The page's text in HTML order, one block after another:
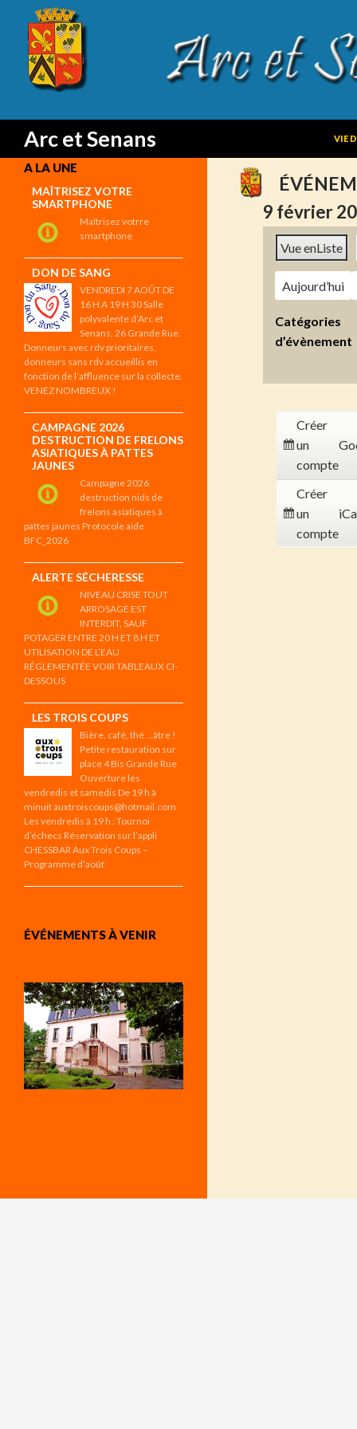
Arc et Senans
Search
VIE
9 février
Vue enListe
Aujourd’hui
Catégories
d’évènement
Créer
un
compte
Créer
un
compte
A LA UNE
MAÎTRISEZ VOTRE
SMARTPHONE
Maîtrisez votrre
smartphone
DON DE SANG
VENDREDI 7 AOÛT DE
16 H A 19 H 30 Salle
polyvalente d’Arc et
Senans, 26 Grande Rue.
Donneurs avec rdv prioritaires,
donneurs sans rdv accueillis en
fonction de l’affluence sur la collecte.
VENEZ NOMBREUX !
CAMPAGNE 2026
DESTRUCTION DE FRELONS
ASIATIQUES À PATTES
JAUNES
Campagne 2026
destruction nids de
frelons asiatiques à
pattes jaunes Protocole aide
BFC_2026
ALERTE SÉCHERESSE
NIVEAU CRISE TOUT
ARROSAGE EST
INTERDIT, SAUF
POTAGER ENTRE 20 H ET 8 H ET
UTILISATION DE L’EAU
RÉGLEMENTÉE VOIR TABLEAUX CI-
DESSOUS
LES TROIS COUPS
Bière, café, thé …âtre !
Petite restauration sur
place 4 Bis Grande Rue
Ouverture les
vendredis et samedis De 19 h à
minuit auxtroiscoups@hotmail.com
Les vendredis à 19 h : Tournoi
d’échecs Réservation sur l’appli
CHESSBAR Aux Trois Coups –
Programme d’août
ÉVÉNEMENTS À VENIR